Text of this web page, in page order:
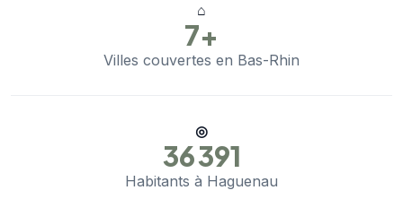
⌂
7+
Villes couvertes en Bas-Rhin
◎
36 391
Habitants à Haguenau